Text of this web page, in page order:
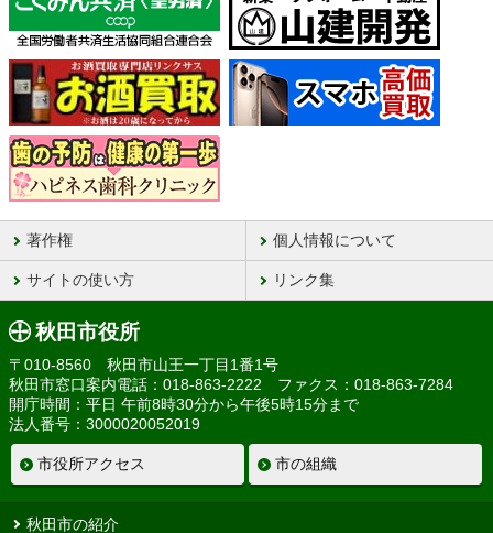
著作権 個人情報について
サイトの使い方 リンク集
秋田市役所
〒010-8560 秋田市山王一丁目1番1号
秋田市窓口案内電話：018-863-2222 ファクス：018-863-7284
開庁時間：平日 午前8時30分から午後5時15分まで
法人番号：3000020052019
市役所アクセス 市の組織
秋田市の紹介